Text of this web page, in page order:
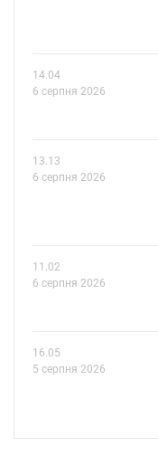
14.04
6 серпня 2026
13.13
6 серпня 2026
11.02
6 серпня 2026
16.05
5 серпня 2026